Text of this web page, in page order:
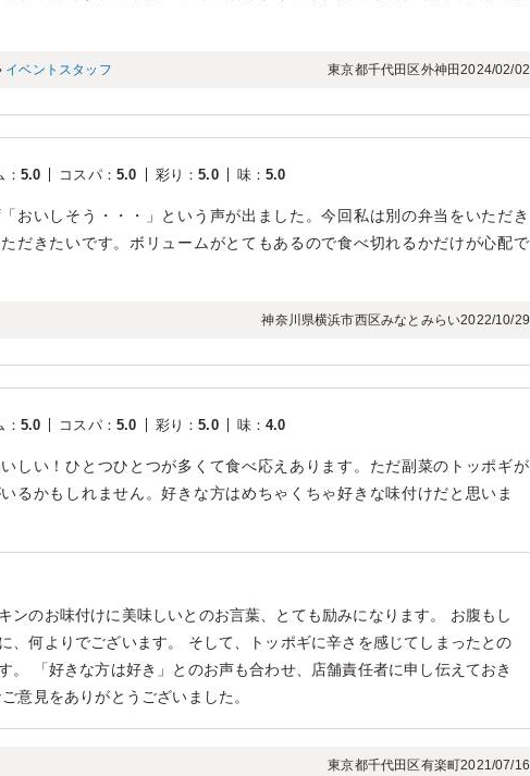
イベントスタッフ 東京都千代田区外神田2024/02/02
： 5.0 コスパ： 5.0 彩り ：5.0 味：5.0
おいしそう・・・」という声が出ました。今回私は別の弁当をいただき
だきたいです。ボリュームがとてもあるので食べ切れるかだけが心配で
神奈川県横浜市西区みなとみらい2022/10/29
： 5.0 コスパ： 5.0 彩り ：5.0 味：4.0
しい！ひとつひとつが多くて食べ応えあります。ただ副菜のトッポギが
るかもしれません。好きな方はめちゃくちゃ好きな味付けだと思いま
ンのお味付けに美味しいとのお言葉、とても励みになります。 お腹もし
、何よりでございます。 そして、トッポギに辛さを感じてしまったとの
。 「好きな方は好き」とのお声も合わせ、店舗責任者に申し伝えておき
意見をありがとうございました。
東京都千代田区有楽町2021/07/16